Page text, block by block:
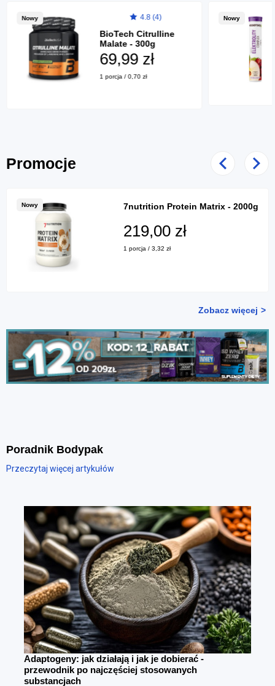
Nowy 4.8 (4)
BioTech Citrulline
Malate - 300g
69,99 zł
1 porcja / 0,70 zł
Nowy
Promocje Poprzedni
Nowy 7nutrition Protein Matrix - 2000g
219,00 zł
1 porcja / 3,32 zł
Zobacz więcej
Poradnik Bodypak
Przeczytaj więcej artykułów
Adaptogeny: jak działają i jak je dobierać -
przewodnik po najczęściej stosowanych
substancjach